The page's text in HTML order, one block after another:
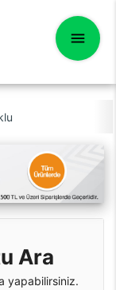
Ara
yapabilirsiniz.